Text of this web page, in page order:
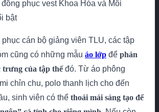
phục vest Khoa Hóa và Môi
bật
phục cán bộ giảng viên TLU, các tập
cũng có những mẫu áo lớp để phản
trưng của tập thểđó. Từ áo phông
chỉn chu, polo thanh lịch cho đến
sinh viên có thể thoải mái sáng tạo để